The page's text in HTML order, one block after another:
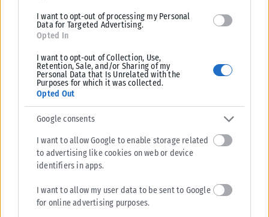
I want to opt-out of processing my Personal
Data for Targeted Advertising.
Opted In
I want to opt-out of Collection, Use,
Retention, Sale, and/or Sharing of my
Personal Data that Is Unrelated with the
Purposes for which it was collected.
Opted Out
Google consents
I want to allow Google to enable storage related
to advertising like cookies on web or device
identifiers in apps.
I want to allow my user data to be sent to Google
for online advertising purposes.